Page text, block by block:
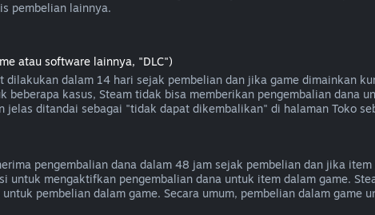
pembelian lainnya.
atau software lainnya, "DLC")
dilakukan dalam 14 hari sejak pembelian dan jika game dimainkan
kasus, Steam tidak bisa memberikan pengembalian dana
ditandai sebagai "tidak dapat dikembalikan" di halaman Toko
pengembalian dana dalam 48 jam sejak pembelian dan jika
untuk mengaktifkan pengembalian dana untuk item dalam game.
pembelian dalam game. Secara umum, pembelian dalam game